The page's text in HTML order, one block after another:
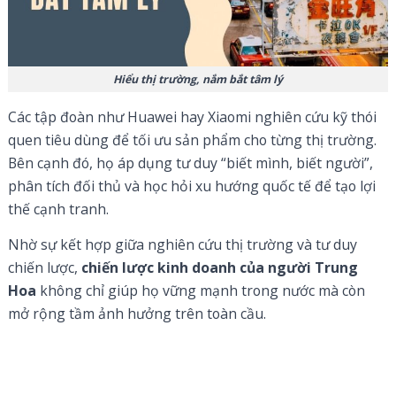
Hiểu thị trường, nắm bắt tâm lý
Các tập đoàn như Huawei hay Xiaomi nghiên cứu kỹ thói
quen tiêu dùng để tối ưu sản phẩm cho từng thị trường.
Bên cạnh đó, họ áp dụng tư duy “biết mình, biết người”,
phân tích đối thủ và học hỏi xu hướng quốc tế để tạo lợi
thế cạnh tranh.
Nhờ sự kết hợp giữa nghiên cứu thị trường và tư duy
chiến lược, chiến lược kinh doanh của người Trung
Hoa không chỉ giúp họ vững mạnh trong nước mà còn
mở rộng tầm ảnh hưởng trên toàn cầu.